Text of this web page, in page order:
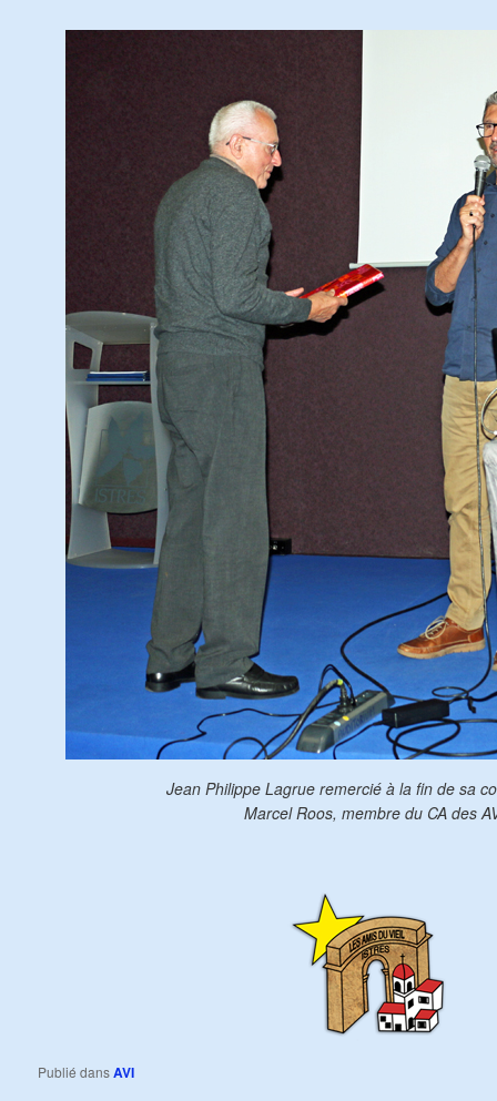
Jean Philippe Lagrue remercié à la fin de sa
Marcel Roos, membre du CA des
Publié dansAVI